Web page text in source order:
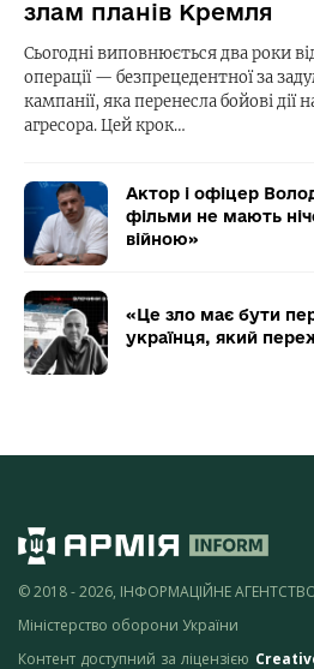
злам планів Кремля
Сьогодні виповнюється два роки
операції — безпрецедентної за
кампанії, яка перенесла бойові
агресора. Цей крок…
Актор і офіцер
фільми не мають
війною»
«Це зло має бути
українця, який
© 2018 - 2026, ІНФОРМАЦІЙНЕ
Міністерство оборони України
Контент доступний за ліцензією